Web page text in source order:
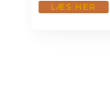
LÆS HER